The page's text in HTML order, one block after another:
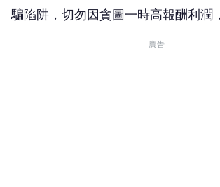
騙陷阱，切勿因貪圖一時高報酬利潤
廣告